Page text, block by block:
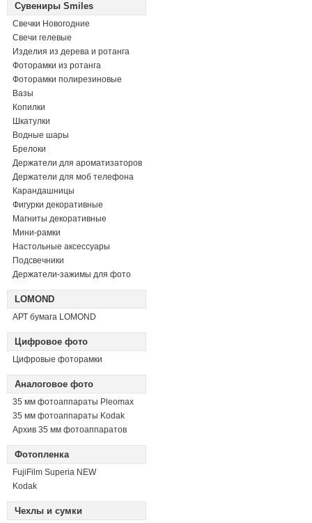
Сувениры Smiles
Свечки Новогодние
Свечи гелевые
Изделия из дерева и ротанга
Фоторамки из ротанга
Фоторамки полирезиновые
Вазы
Копилки
Шкатулки
Водные шары
Брелоки
Держатели для ароматизаторов
Держатели для моб телефона
Карандашницы
Фигурки декоративные
Магниты декоративные
Мини-рамки
Настольные аксессуары
Подсвечники
Держатели-зажимы для фото
LOMOND
АРТ бумага LOMOND
Цифровое фото
Цифровые фоторамки
Аналоговое фото
35 мм фотоаппараты Pleomax
35 мм фотоаппараты Kodak
Архив 35 мм фотоаппаратов
Фотопленка
FujiFilm Superia NEW
Kodak
Чехлы и сумки